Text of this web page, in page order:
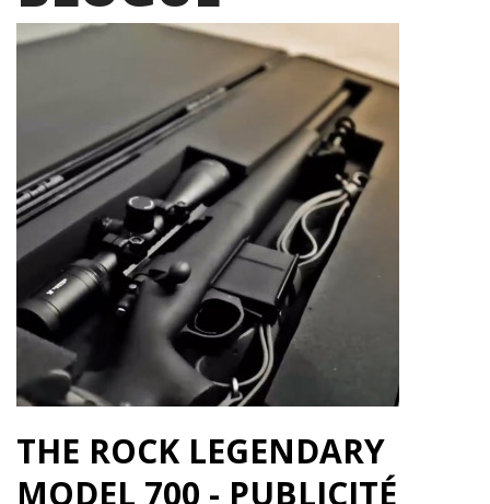
THE ROCK LEGENDARY
MODEL 700 - PUBLICITÉ